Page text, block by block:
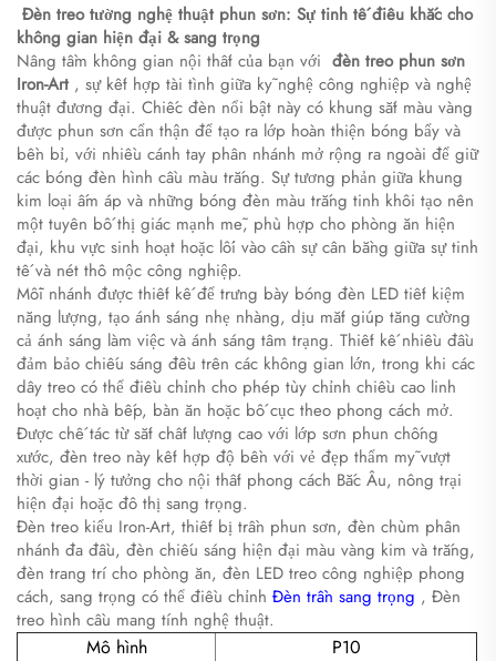
​Đèn treo tường nghệ thuật phun sơn: Sự tinh tế điêu khắc cho
không gian hiện đại & sang trọng​
Nâng tầm không gian nội thất của bạn với ​ đèn treo phun sơn
Iron-Art​ , sự kết hợp tài tình giữa kỹ nghệ công nghiệp và nghệ
thuật đương đại. Chiếc đèn nổi bật này có khung sắt màu vàng
được phun sơn cẩn thận để tạo ra lớp hoàn thiện bóng bẩy và
bền bỉ, với nhiều cánh tay phân nhánh mở rộng ra ngoài để giữ
các bóng đèn hình cầu màu trắng. Sự tương phản giữa khung
kim loại ấm áp và những bóng đèn màu trắng tinh khôi tạo nên
một tuyên bố thị giác mạnh mẽ, phù hợp cho phòng ăn hiện
đại, khu vực sinh hoạt hoặc lối vào cần sự cân bằng giữa sự tinh
tế và nét thô mộc công nghiệp.
Mỗi nhánh được thiết kế để trưng bày bóng đèn LED tiết kiệm
năng lượng, tạo ánh sáng nhẹ nhàng, dịu mắt giúp tăng cường
cả ánh sáng làm việc và ánh sáng tâm trạng. Thiết kế nhiều đầu
đảm bảo chiếu sáng đều trên các không gian lớn, trong khi các
dây treo có thể điều chỉnh cho phép tùy chỉnh chiều cao linh
hoạt cho nhà bếp, bàn ăn hoặc bố cục theo phong cách mở.
Được chế tác từ sắt chất lượng cao với lớp sơn phun chống
xước, đèn treo này kết hợp độ bền với vẻ đẹp thẩm mỹ vượt
thời gian - lý tưởng cho nội thất phong cách Bắc Âu, nông trại
hiện đại hoặc đô thị sang trọng.
Đèn treo kiểu Iron-Art, thiết bị trần phun sơn, đèn chùm phân
nhánh đa đầu, đèn chiếu sáng hiện đại màu vàng kim và trắng,
đèn trang trí cho phòng ăn, đèn LED treo công nghiệp phong
cách, sang trọng có thể điều chỉnh Đèn trần sang trọng , Đèn
treo hình cầu mang tính nghệ thuật.
Mô hình
P10